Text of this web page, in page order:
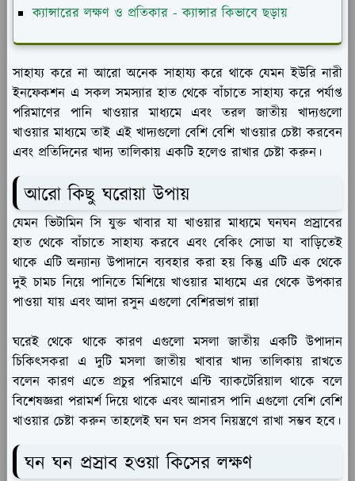
ক্যান্সারের লক্ষণ ও প্রতিকার - ক্যান্সার কিভাবে ছড়ায়
সাহায্য করে না আরো অনেক সাহায্য করে থাকে যেমন ইউরি নারী
ইনফেকশন এ সকল সমস্যার হাত থেকে বাঁচাতে সাহায্য করে পর্যাপ্ত
পরিমাণের পানি খাওয়ার মাধ্যমে এবং তরল জাতীয় খাদ্যগুলো
খাওয়ার মাধ্যমে তাই এই খাদ্যগুলো বেশি বেশি খাওয়ার চেষ্টা করবেন
এবং প্রতিদিনের খাদ্য তালিকায় একটি হলেও রাখার চেষ্টা করুন।
আরো কিছু ঘরোয়া উপায়
যেমন ভিটামিন সি যুক্ত খাবার যা খাওয়ার মাধ্যমে ঘনঘন প্রস্রাবের
হাত থেকে বাঁচাতে সাহায্য করবে এবং বেকিং সোডা যা বাড়িতেই
থাকে এটি অন্যান্য উপাদানে ব্যবহার করা হয় কিন্তু এটি এক থেকে
দুই চামচ নিয়ে পানিতে মিশিয়ে খাওয়ার মাধ্যমে এর থেকে উপকার
পাওয়া যায় এবং আদা রসুন এগুলো বেশিরভাগ রান্না
ঘরেই থেকে থাকে কারণ এগুলো মসলা জাতীয় একটি উপাদান
চিকিৎসকরা এ দুটি মসলা জাতীয় খাবার খাদ্য তালিকায় রাখতে
বলেন কারণ এতে প্রচুর পরিমাণে এন্টি ব্যাকটেরিয়াল থাকে বলে
বিশেষজ্ঞরা পরামর্শ দিয়ে থাকে এবং আনারস পানি এগুলো বেশি বেশি
খাওয়ার চেষ্টা করুন তাহলেই ঘন ঘন প্রসব নিয়ন্ত্রণে রাখা সম্ভব হবে।
ঘন ঘন প্রস্রাব হওয়া কিসের লক্ষণ